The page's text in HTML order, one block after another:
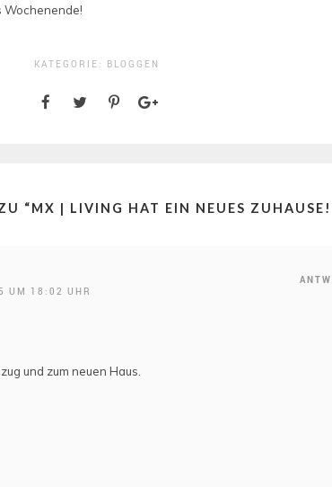
Wochenende!
KATEGORIE: BLOGGEN
“MX | LIVING HAT EIN NEUES ZUHAUSE!
UM 18:02 UHR
und zum neuen Haus.